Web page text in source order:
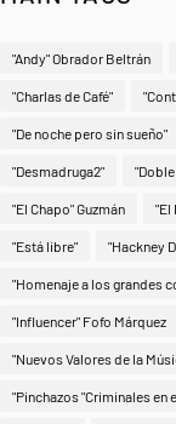
"Andy" Obrador Beltrán
"Charlas de Café"
"De noche pero sin sueño"
"Desmadruga2"
"El Chapo" Guzmán "El
"Está libre" "Hackney
"Homenaje a los grandes
"Influencer" Fofo Márquez
"Nuevos Valores de la
"Pinchazos "Criminales en